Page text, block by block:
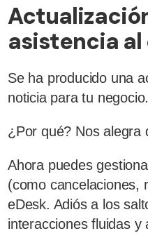
asistencia
Se ha producido una
noticia para tu negocio.
¿Por qué? Nos
Ahora puedes
(como cancelaciones,
eDesk. Adiós a los
interacciones fluidas y